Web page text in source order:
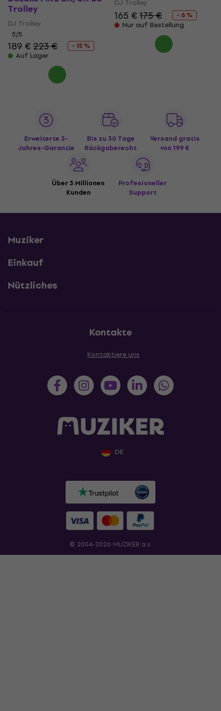
Trolley
DJ Trolley
5/5
189 €223 €
- 15 %
Auf Lager
DJ Trolley
165 €175 €
- 6 %
Nur auf Bestellung
Erweiterte 3-
Jahres-Garantie
Bis zu 30 Tage
Rückgaberecht
Versand gratis
von 199 €
Über 3 Millionen
Kunden
Profesioneller
Support
Muziker
Einkauf
Nützliches
Kontakte
Kontaktiere uns
DE
© 2004-2026 MUZIKER a.s.